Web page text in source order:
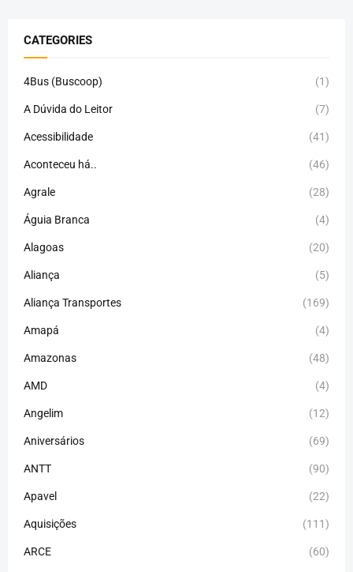
CATEGORIES
4Bus (Buscoop) (1)
A Dúvida do Leitor (7)
Acessibilidade (41)
Aconteceu há.. (46)
Agrale (28)
Águia Branca (4)
Alagoas (20)
Aliança (5)
Aliança Transportes (169)
Amapá (4)
Amazonas (48)
AMD (4)
Angelim (12)
Aniversários (69)
ANTT (90)
Apavel (22)
Aquisições (111)
ARCE (60)